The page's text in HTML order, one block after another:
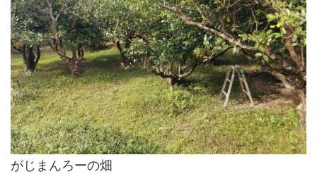
がじまんろーの畑